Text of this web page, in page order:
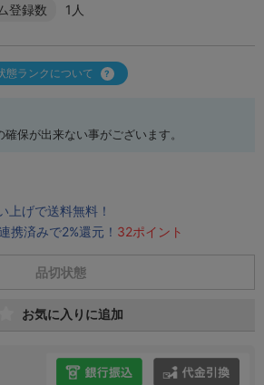
登録数 1人
態ランクについて
保が出来ない事がございます。
げで送料無料！
携済みで2%還元！ 32ポイント
品切状態
お気に入りに追加